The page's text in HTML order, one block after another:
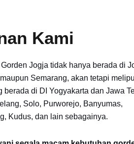
Kami
Jogja tidak hanya berada di
Semarang, akan tetapi
berada di DI Yogyakarta dan Jawa
Solo, Purworejo, Banyumas,
Kudus, dan lain sebagainya.